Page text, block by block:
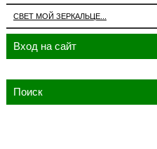
СВЕТ МОЙ ЗЕРКАЛЬЦЕ...
Вход на сайт
Поиск